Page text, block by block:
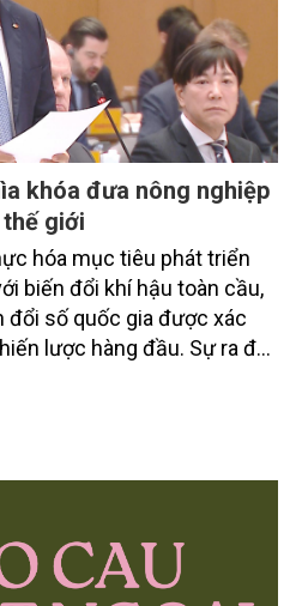
khóa đưa nông nghiệp
giới
hóa mục tiêu phát triển
biến đổi khí hậu toàn cầu,
số quốc gia được xác
lược hàng đầu. Sự ra đời
trình cải cách toàn diện,
ứng và nâng cao hiệu
và môi trường.